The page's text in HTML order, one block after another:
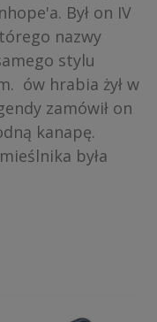
Był on IV
nazwy
stylu
ów hrabia żył w
zamówił on
kanapę.
była